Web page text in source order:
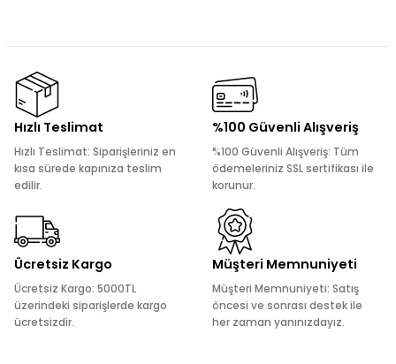
kullanarak tarafımıza iletebilirsiniz.
Görüş ve önerileriniz için teşekkür ederiz.
Ürün resmi kalitesiz, bozuk veya görüntülenemiyor.
Ürün bilgilerinde hatalar bulunuyor.
Ürün fiyatı diğer sitelerden daha pahalı.
Bu ürüne benzer farklı alternatifler olmalı.
Hızlı Teslimat
Hızlı Teslimat: Siparişleriniz en
kısa sürede kapınıza teslim
edilir.
%100 Güvenli Alışveriş
%100 Güvenli Alışveriş: Tüm
ödemeleriniz SSL sertifikası ile
korunur.
Ücretsiz Kargo
Ücretsiz Kargo: 5000TL
üzerindeki siparişlerde kargo
ücretsizdir.
Müşteri Memnuniyeti
Müşteri Memnuniyeti: Satış
öncesi ve sonrası destek ile
her zaman yanınızdayız.